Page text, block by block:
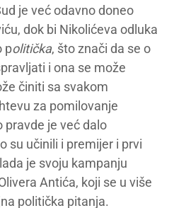
je već odavno doneo
dok bi Nikolićeva odluka
politička, što znači da se o
i ona se može
činiti sa svakom
za pomilovanje
je već dalo
su učinili i premijer i prvi
je svoju kampanju
Antića, koji se u više
politička pitanja.